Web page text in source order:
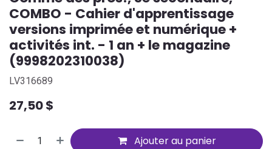
COMBO - Cahier d'apprentissage
versions imprimée et numérique +
activités int. - 1 an + le magazine
(9998202310038)
LV316689
27,50$
Ajouter au panier